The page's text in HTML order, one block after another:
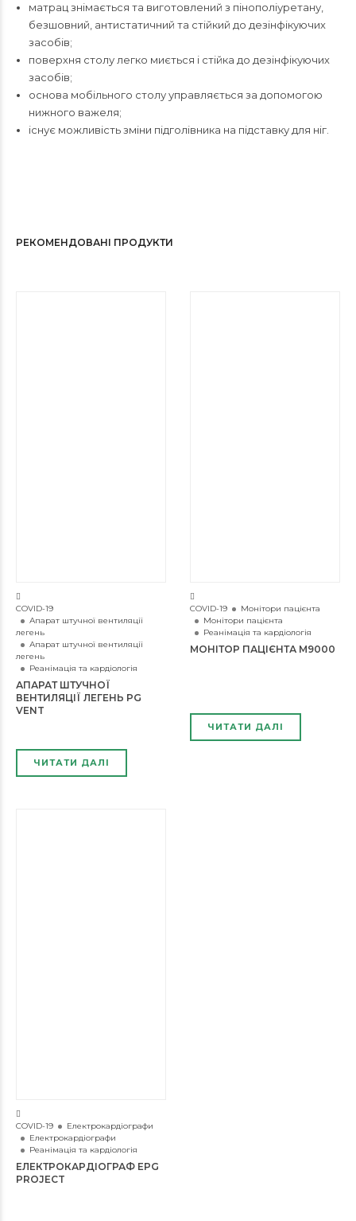
матрац знімається та виготовлений з пінополіуретану,
безшовний, антистатичний та стійкий до дезінфікуючих
засобів;
поверхня столу легко миється і стійка до дезінфікуючих
засобів;
основа мобільного столу управляється за допомогою
нижного важеля;
існує можливість зміни підголівника на підставку для ніг.
РЕКОМЕНДОВАНІ ПРОДУКТИ
COVID-19
Апарат штучної вентиляції
легень
Апарат штучної вентиляції
легень
Реанімація та кардіологія
АПАРАТ ШТУЧНОЇ
ВЕНТИЛЯЦІЇ ЛЕГЕНЬ PG
VENT
ЧИТАТИ ДАЛІ
COVID-19
Монітори пацієнта
Монітори пацієнта
Реанімація та кардіологія
МОНІТОР ПАЦІЄНТА М9000
ЧИТАТИ ДАЛІ
COVID-19
Електрокардіографи
Електрокардіографи
Реанімація та кардіологія
ЕЛЕКТРОКАРДІОГРАФ EPG
PROJECT